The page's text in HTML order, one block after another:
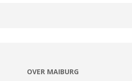
OVER MAIBURG